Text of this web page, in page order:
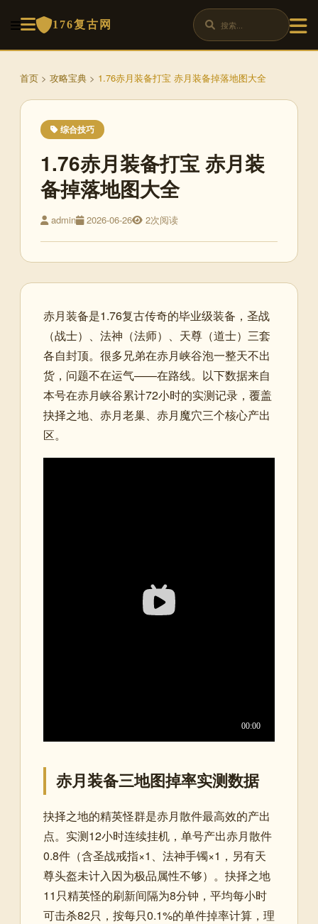
176复古网
首页 > 攻略宝典 > 1.76赤月装备打宝 赤月装备掉落地图大全
综合技巧
1.76赤月装备打宝 赤月装
备掉落地图大全
admin 2026-06-26 2次阅读
赤月装备是1.76复古传奇的毕业级装备，圣战
（战士）、法神（法师）、天尊（道士）三套
各自封顶。很多兄弟在赤月峡谷泡一整天不出
货，问题不在运气——在路线。以下数据来自
本号在赤月峡谷累计72小时的实测记录，覆盖
抉择之地、赤月老巢、赤月魔穴三个核心产出
区。
赤月装备三地图掉率实测数据
抉择之地的精英怪群是赤月散件最高效的产出
点。实测12小时连续挂机，单号产出赤月散件
0.8件（含圣战戒指×1、法神手镯×1，另有天
尊头盔未计入因为极品属性不够）。抉择之地
11只精英怪的刷新间隔为8分钟，平均每小时
可击杀82只，按每只0.1%的单件掉率计算，理